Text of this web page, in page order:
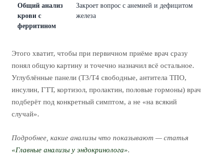
Общий анализ
крови с
ферритином
Закроет вопрос с анемией и дефицитом
железа
Этого хватит, чтобы при первичном приёме врач сразу
понял общую картину и точечно назначил всё остальное.
Углублённые панели (Т3/Т4 свободные, антитела ТПО,
инсулин, ГТТ, кортизол, пролактин, половые гормоны) врач
подберёт под конкретный симптом, а не «на всякий
случай».
Подробнее, какие анализы что показывают — статья
«Главные анализы у эндокринолога».